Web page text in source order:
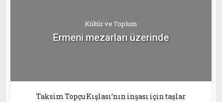
Kültür ve Toplum
Ermeni mezarları üzerinde
Taksim Topçu Kışlası’nın inşası için taşlar